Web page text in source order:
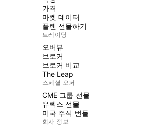
가격
마켓 데이터
플랜 선물하기
트레이딩
오버뷰
브로커
브로커 비교
The Leap
스페셜 오퍼
CME 그룹 선물
유렉스 선물
미국 주식 번들
회사 정보